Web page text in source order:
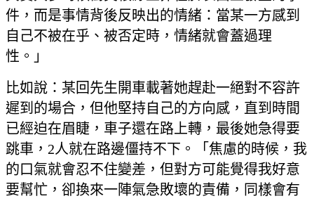
件，而是事情背後反映出的情緒：當某一方感到
自己不被在乎、被否定時，情緒就會蓋過理
性。」
比如說：某回先生開車載著她趕赴一絕對不容許
遲到的場合，但他堅持自己的方向感，直到時間
已經迫在眉睫，車子還在路上轉，最後她急得要
跳車，2人就在路邊僵持不下。「焦慮的時候，我
的口氣就會忍不住變差，但對方可能覺得我好意
要幫忙，卻換來一陣氣急敗壞的責備，同樣會有